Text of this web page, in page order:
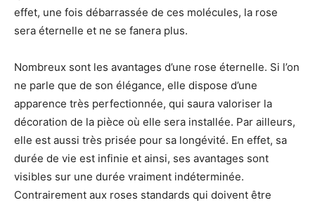
effet, une fois débarrassée de ces molécules, la rose
sera éternelle et ne se fanera plus.
Nombreux sont les avantages d’une rose éternelle. Si l’on
ne parle que de son élégance, elle dispose d’une
apparence très perfectionnée, qui saura valoriser la
décoration de la pièce où elle sera installée. Par ailleurs,
elle est aussi très prisée pour sa longévité. En effet, sa
durée de vie est infinie et ainsi, ses avantages sont
visibles sur une durée vraiment indéterminée.
Contrairement aux roses standards qui doivent être